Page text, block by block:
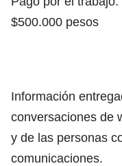
$500.000 pesos
Información
conversaciones de
y de las personas
comunicaciones.